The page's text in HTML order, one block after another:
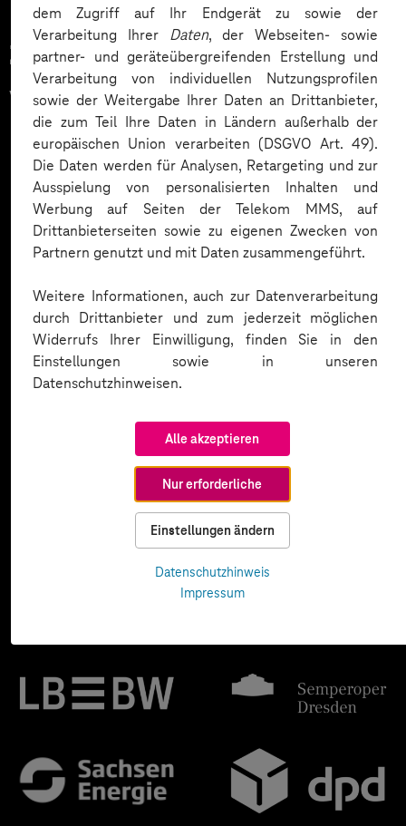
dem Zugriff auf Ihr Endgerät zu sowie der
Verarbeitung Ihrer Daten, der Webseiten- sowie
partner- und geräteübergreifenden Erstellung und
Verarbeitung von individuellen Nutzungsprofilen
sowie der Weitergabe Ihrer Daten an Drittanbieter,
die zum Teil Ihre Daten in Ländern außerhalb der
europäischen Union verarbeiten (DSGVO Art. 49).
Die Daten werden für Analysen, Retargeting und zur
Ausspielung von personalisierten Inhalten und
Werbung auf Seiten der Telekom MMS, auf
Drittanbieterseiten sowie zu eigenen Zwecken von
Partnern genutzt und mit Daten zusammengeführt.
Weitere Informationen, auch zur Datenverarbeitung
durch Drittanbieter und zum jederzeit möglichen
Widerrufs Ihrer Einwilligung, finden Sie in den
Einstellungen sowie in unseren
Datenschutzhinweisen.
Alle akzeptieren
Nur erforderliche
Einstellungen ändern
Datenschutzhinweis
Impressum
Zahlreiche Unternehmen
vertrauen auf unsere
Expertise. Hier eine Auswahl: